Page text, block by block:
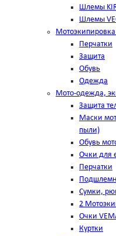
Шлемы
Шлемы
Мотоэкипировка
Перчатки
Защита
Обувь
Одежда
Мото-одежда,
Защита
Маски
пыли)
Обувь
Очки для
Перчатки
Сумки,
2
Очки
Куртки